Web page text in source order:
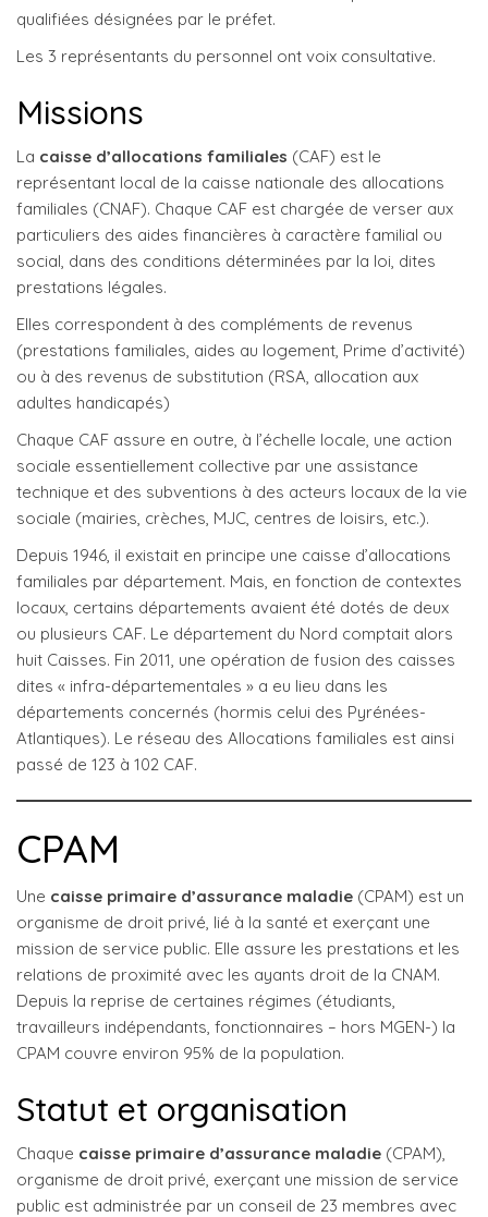
qualifiées désignées par le préfet.
Les 3 représentants du personnel ont voix consultative.
Missions
La caisse d’allocations familiales (CAF) est le
représentant local de la caisse nationale des allocations
familiales (CNAF). Chaque CAF est chargée de verser aux
particuliers des aides financières à caractère familial ou
social, dans des conditions déterminées par la loi, dites
prestations légales.
Elles correspondent à des compléments de revenus
(prestations familiales, aides au logement, Prime d’activité)
ou à des revenus de substitution (RSA, allocation aux
adultes handicapés)
Chaque CAF assure en outre, à l’échelle locale, une action
sociale essentiellement collective par une assistance
technique et des subventions à des acteurs locaux de la vie
sociale (mairies, crèches, MJC, centres de loisirs, etc.).
Depuis 1946, il existait en principe une caisse d’allocations
familiales par département. Mais, en fonction de contextes
locaux, certains départements avaient été dotés de deux
ou plusieurs CAF. Le département du Nord comptait alors
huit Caisses. Fin 2011, une opération de fusion des caisses
dites « infra-départementales » a eu lieu dans les
départements concernés (hormis celui des Pyrénées-
Atlantiques). Le réseau des Allocations familiales est ainsi
passé de 123 à 102 CAF.
CPAM
Une caisse primaire d’assurance maladie (CPAM) est un
organisme de droit privé, lié à la santé et exerçant une
mission de service public. Elle assure les prestations et les
relations de proximité avec les ayants droit de la CNAM.
Depuis la reprise de certaines régimes (étudiants,
travailleurs indépendants, fonctionnaires – hors MGEN-) la
CPAM couvre environ 95% de la population.
Statut et organisation
Chaque caisse primaire d’assurance maladie (CPAM),
organisme de droit privé, exerçant une mission de service
public est administrée par un conseil de 23 membres avec